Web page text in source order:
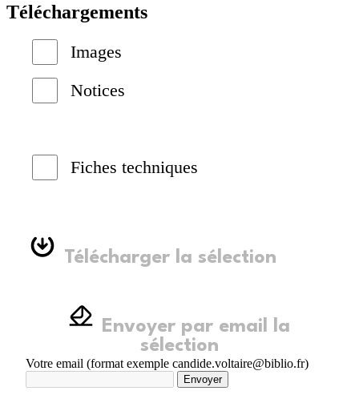
Téléchargements
Images
Notices
Fiches techniques
Télécharger la sélection
sélection
Votre email (format exemple candide.voltaire@biblio.fr)
Envoyer